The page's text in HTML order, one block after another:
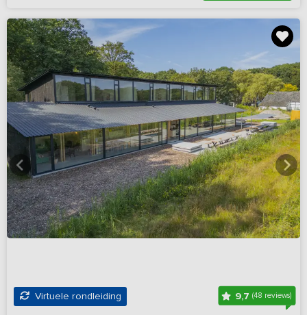
Virtuele rondleiding 9,7(48 reviews)